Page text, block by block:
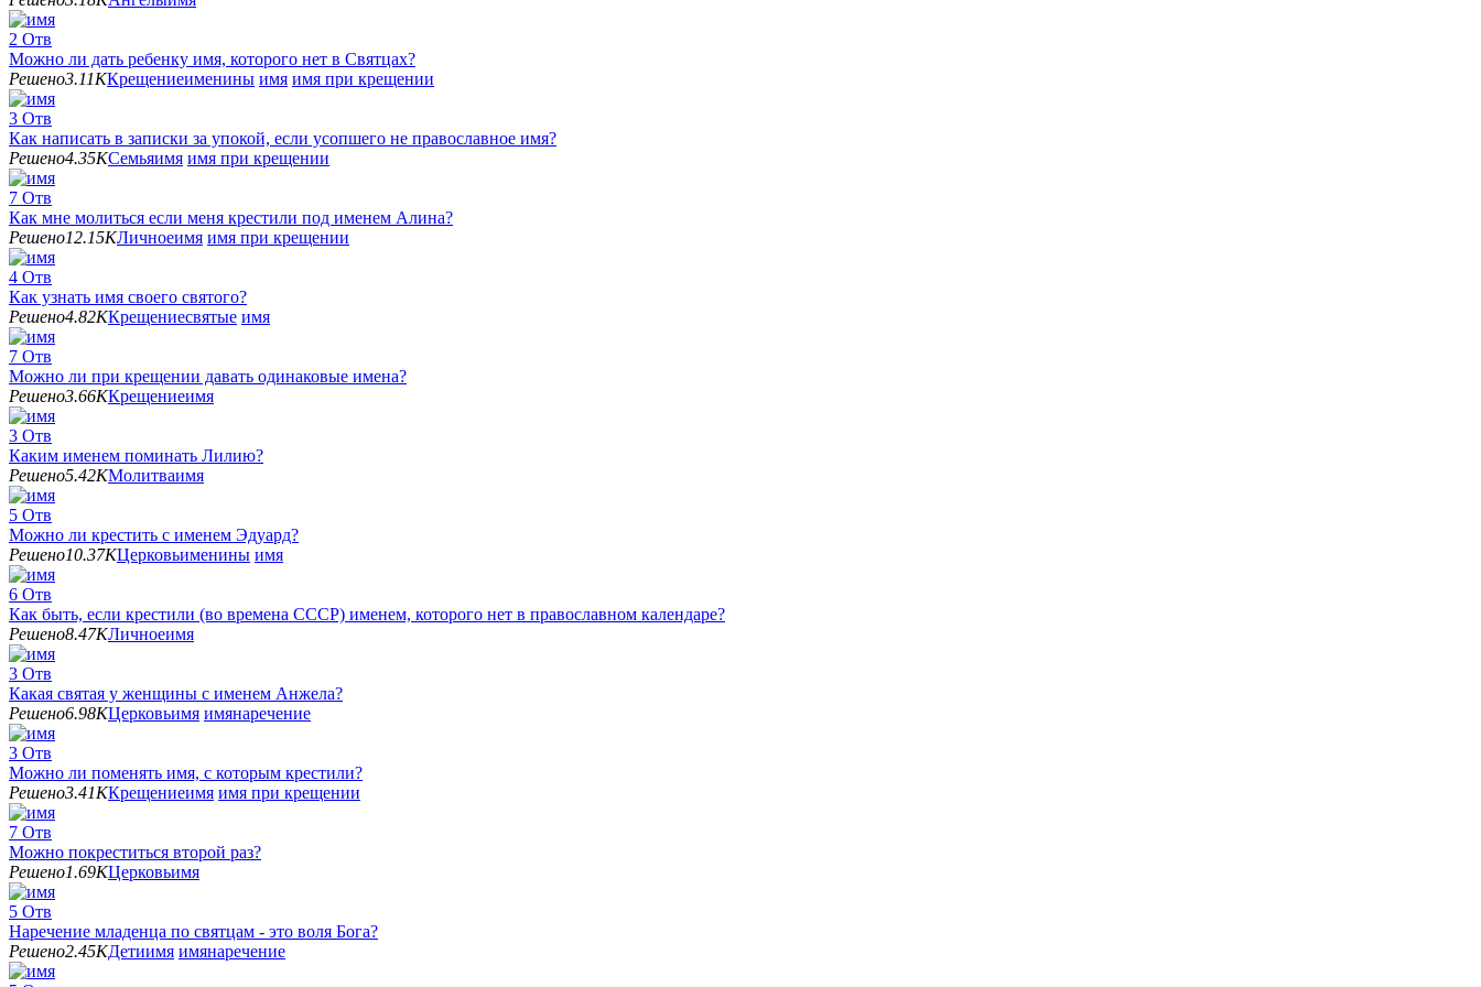
2 Отв
Можно ли дать ребенку имя, которого нет в Святцах?
Решено3.11KКрещениеименины имя имя при крещении
3 Отв
Как написать в записки за упокой, если усопшего не православное имя?
Решено4.35KСемьяимя имя при крещении
7 Отв
Как мне молиться если меня крестили под именем Алина?
Решено12.15KЛичноеимя имя при крещении
4 Отв
Как узнать имя своего святого?
Решено4.82KКрещениесвятые имя
7 Отв
Можно ли при крещении давать одинаковые имена?
Решено3.66KКрещениеимя
3 Отв
Каким именем поминать Лилию?
Решено5.42KМолитваимя
5 Отв
Можно ли крестить с именем Эдуард?
Решено10.37KЦерковьименины имя
6 Отв
Как быть, если крестили (во времена СССР) именем, которого нет в православном календаре?
Решено8.47KЛичноеимя
3 Отв
Какая святая у женщины с именем Анжела?
Решено6.98KЦерковьимя имянаречение
3 Отв
Можно ли поменять имя, с которым крестили?
Решено3.41KКрещениеимя имя при крещении
7 Отв
Можно покреститься второй раз?
Решено1.69KЦерковьимя
5 Отв
Наречение младенца по святцам - это воля Бога?
Решено2.45KДетиимя имянаречение